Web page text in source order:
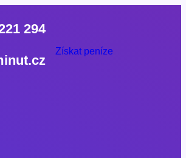
294
Získat peníze